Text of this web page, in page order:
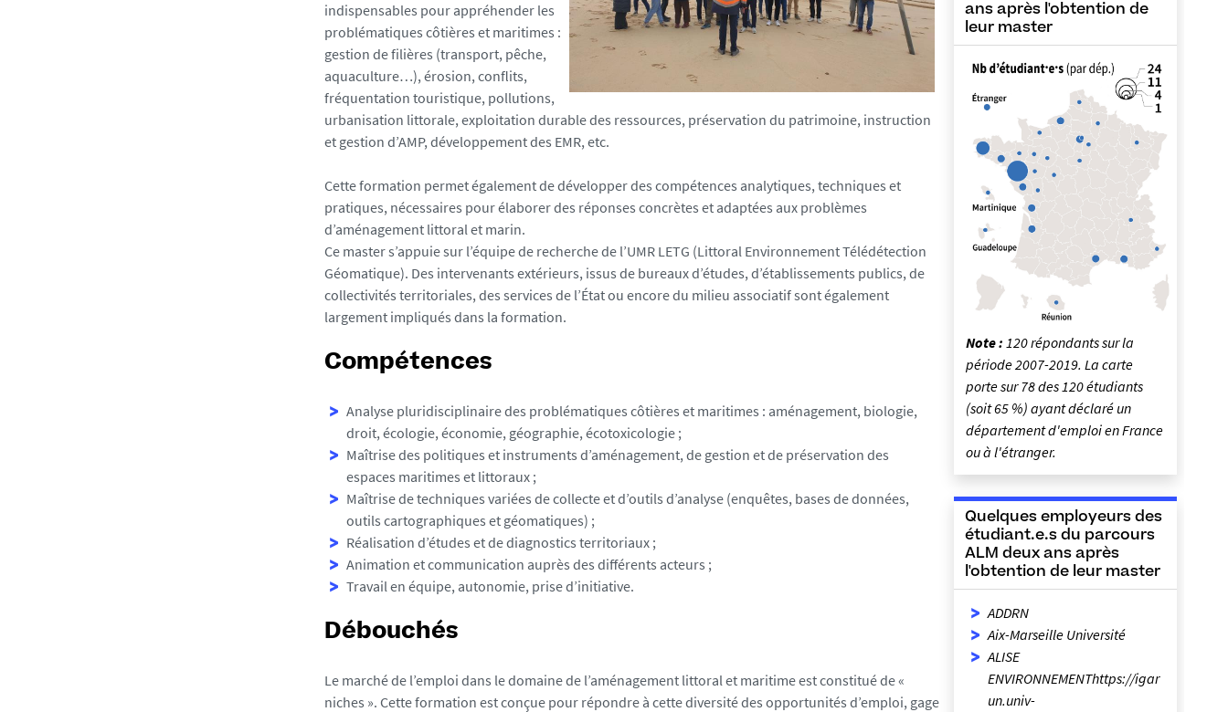
indispensables pour appréhender les
problématiques côtières et maritimes :
gestion de filières (transport, pêche,
aquaculture…), érosion, conﬂits,
fréquentation touristique, pollutions,
urbanisation littorale, exploitation durable des ressources, préservation du patrimoine, instruction
et gestion d’AMP, développement des EMR, etc.
Cette formation permet également de développer des compétences analytiques, techniques et
pratiques, nécessaires pour élaborer des réponses concrètes et adaptées aux problèmes
d’aménagement littoral et marin.
Ce master s’appuie sur l’équipe de recherche de l’UMR LETG (Littoral Environnement Télédétection
Géomatique). Des intervenants extérieurs, issus de bureaux d’études, d’établissements publics, de
collectivités territoriales, des services de l’État ou encore du milieu associatif sont également
largement impliqués dans la formation.
Compétences
Analyse pluridisciplinaire des problématiques côtières et maritimes : aménagement, biologie,
droit, écologie, économie, géographie, écotoxicologie ;
Maîtrise des politiques et instruments d’aménagement, de gestion et de préservation des
espaces maritimes et littoraux ;
Maîtrise de techniques variées de collecte et d’outils d’analyse (enquêtes, bases de données,
outils cartographiques et géomatiques) ;
Réalisation d’études et de diagnostics territoriaux ;
Animation et communication auprès des différents acteurs ;
Travail en équipe, autonomie, prise d’initiative.
Débouchés
Le marché de l’emploi dans le domaine de l’aménagement littoral et maritime est constitué de «
niches ». Cette formation est conçue pour répondre à cette diversité des opportunités d’emploi, gage
ans après l'obtention de
leur master
Note : 120 répondants sur la
période 2007-2019. La carte
porte sur 78 des 120 étudiants
(soit 65 %) ayant déclaré un
département d'emploi en France
ou à l'étranger.
Quelques employeurs des
étudiant.e.s du parcours
ALM deux ans après
l'obtention de leur master
ADDRN
Aix-Marseille Université
ALISE
ENVIRONNEMENThttps://igar
un.univ-